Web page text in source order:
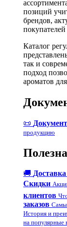
позиций
брендов,
Каталог
так и
подход
ароматов
📜
продукцию
🚚
Скидки
клиентов
заказов
История и
на